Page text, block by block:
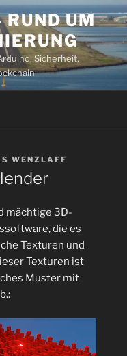
RUND UM
Sicherheit,
WENZLAFF
mächtige 3D-
die es
Texturen und
Texturen ist
Muster mit